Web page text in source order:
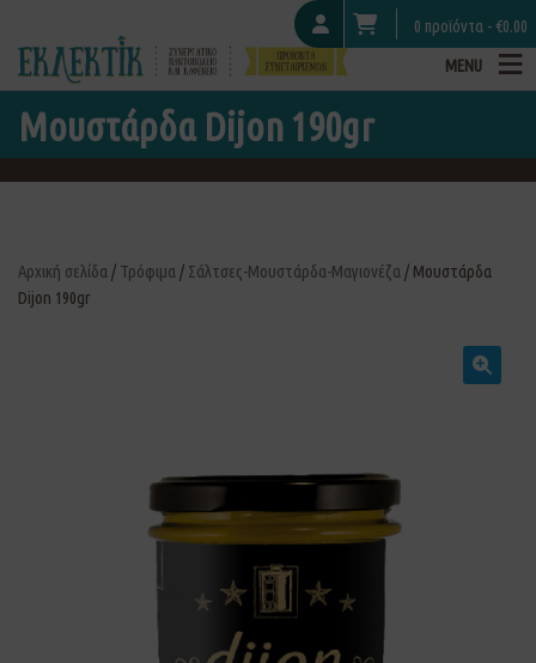
0 προϊόντα - €0.00
MENU
Μουστάρδα Dijon 190gr
Αρχική σελίδα / Τρόφιμα / Σάλτσες-Μουστάρδα-Μαγιονέζα / Μουστάρδα
Dijon 190gr